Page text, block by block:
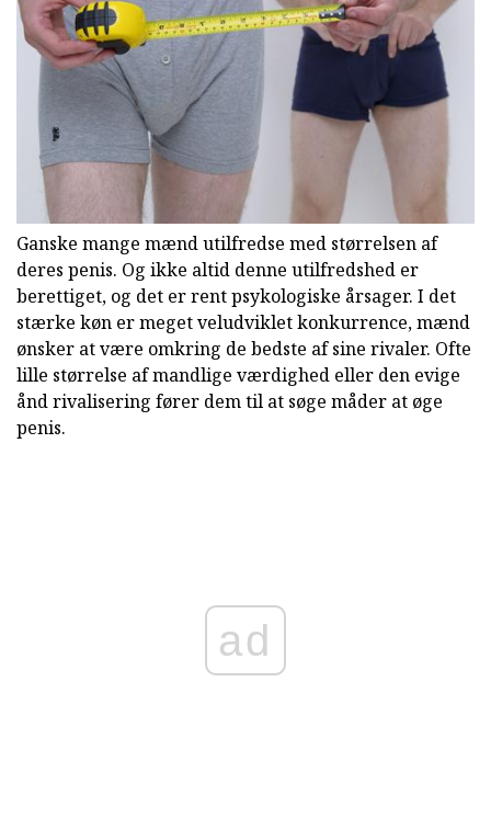
Ganske mange mænd utilfredse med størrelsen af
deres penis. Og ikke altid denne utilfredshed er
berettiget, og det er rent psykologiske årsager. I det
stærke køn er meget veludviklet konkurrence, mænd
ønsker at være omkring de bedste af sine rivaler. Ofte
lille størrelse af mandlige værdighed eller den evige
ånd rivalisering fører dem til at søge måder at øge
penis.
ad